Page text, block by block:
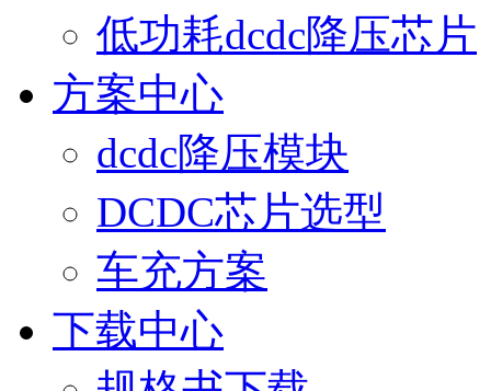
低功耗dcdc降压芯片
方案中心
dcdc降压模块
DCDC芯片选型
车充方案
下载中心